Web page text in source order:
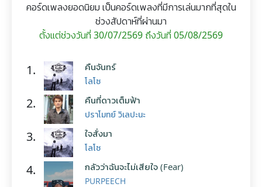
คอร์ดเพลงยอดนิยม เป็นคอร์ดเพลงที่มีการเล่นมากที่สุดใน
ช่วงสัปดาห์ที่ผ่านมา
ตั้งแต่ช่วงวันที่ 30/07/2569 ถึงวันที่ 05/08/2569
1. คืนจันทร์
โลโซ
2. คืนที่ดาวเต็มฟ้า
ปราโมทย์ วิเลปะนะ
3. ใจสั่งมา
โลโซ
4. กลัวว่าฉันจะไม่เสียใจ (Fear)
PURPEECH